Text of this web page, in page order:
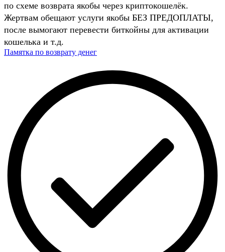
по схеме возврата якобы через криптокошелёк.
Жертвам обещают услуги якобы БЕЗ ПРЕДОПЛАТЫ,
после вымогают перевести биткойны для активации
кошелька и т.д.
Памятка по возврату денег